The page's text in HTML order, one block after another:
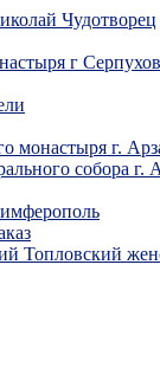
Чудотворец
г Серпухов
монастыря г.
собора г.
Топловский